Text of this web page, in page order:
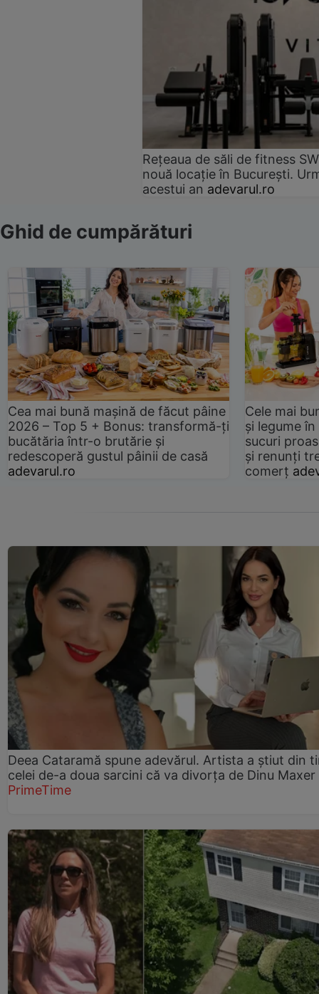
Rețeaua de săli de fitness
nouă locație în București.
acestui an adevarul.ro
Ghid de cumpărături
Cea mai bună mașină de făcut pâine
2026 – Top 5 + Bonus: transformă-ți
bucătăria într-o brutărie și
redescoperă gustul pâinii de casă
adevarul.ro
Cele mai
și legume
sucuri
și renunți
comerț
Deea Cataramă spune adevărul. Artista a știut din
celei de-a doua sarcini că va divorța de Dinu Maxer
PrimeTime